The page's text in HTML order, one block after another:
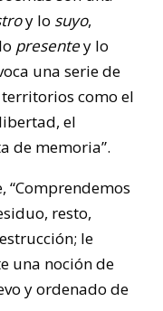
y lo suyo,
presentey lo
una serie de
como el
el
de memoria”.
“Comprendemos
resto,
le
una noción de
y ordenado de